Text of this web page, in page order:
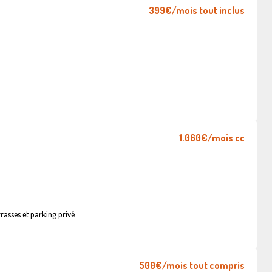
399€/mois tout inclus
1.060€/mois cc
et parking privé
500€/mois tout compris